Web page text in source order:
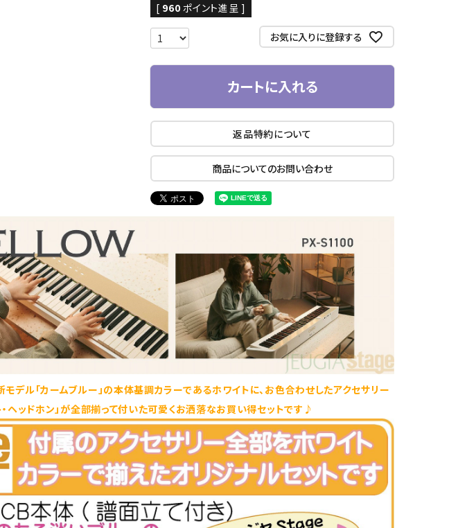
[ 960 ポイント進呈 ]
お気に入りに登録する
カートに入れる
返品特約について
商品についてのお問い合わせ
デル「カームブルー」の本体基調カラーであるホワイトに、お色合わせしたアクセサリー
ヘッドホン」が全部揃って付いた可愛くお洒落なお買い得セットです♪